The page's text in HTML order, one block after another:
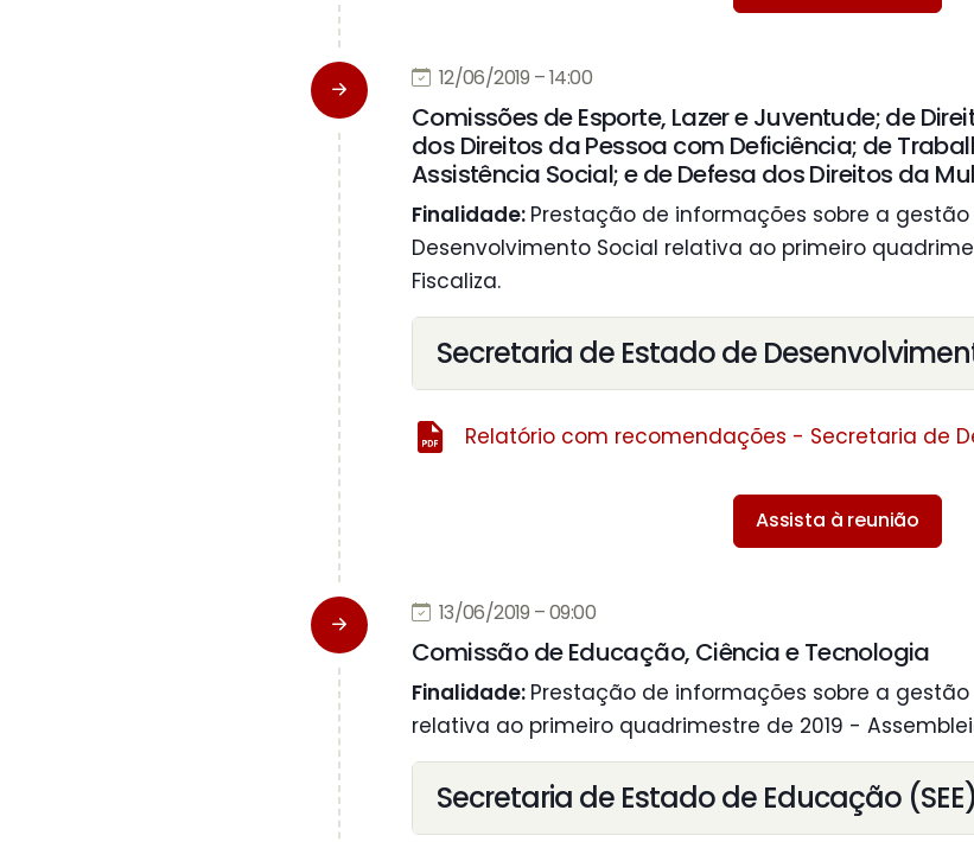
12/06/2019 – 14:00
Comissões de Esporte, Lazer e Juventude; de
dos Direitos da Pessoa com Deficiência; de
Assistência Social; e de Defesa dos Direitos da
Finalidade: Prestação de informações sobre a
Desenvolvimento Social relativa ao primeiro
Fiscaliza.
Secretaria de Estado de
Relatório com recomendações - Secretaria de
Assista à reunião
13/06/2019 – 09:00
Comissão de Educação, Ciência e Tecnologia
Finalidade: Prestação de informações sobre a
relativa ao primeiro quadrimestre de 2019 -
Secretaria de Estado de Educação (SEE)